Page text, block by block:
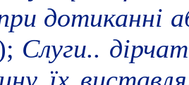
дотиканні
Слуги..